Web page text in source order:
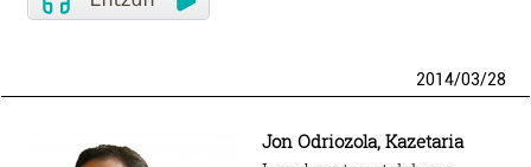
2014/03/28
Jon Odriozola, Kazetaria